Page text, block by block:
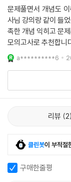
문제풀면서 개념도
사님 강의랑 같이 들
족한 개념 익히고 문
모의고사로 추천합니
a**********6
리뷰 2
클린봇이 부적절
구매한줄평